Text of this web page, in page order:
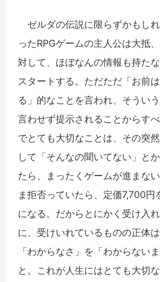
ゼルダの伝説に限らずかもし
ったRPGゲームの主人公は大抵
対して、ほぼなんの情報も持た
スタートする。ただただ「お前
る」的なことを言われ、そうい
言わせず提示されることからす
でとても大切なことは、その突
して「そんなの聞いてない」と
たら、まったくゲームが進まな
ま拒否っていたら、定価7,700円
になる。だからとにかく受け入
に、受けいれているものの正体
「わからなさ」を「わからない
と。これが人生にはとても大切